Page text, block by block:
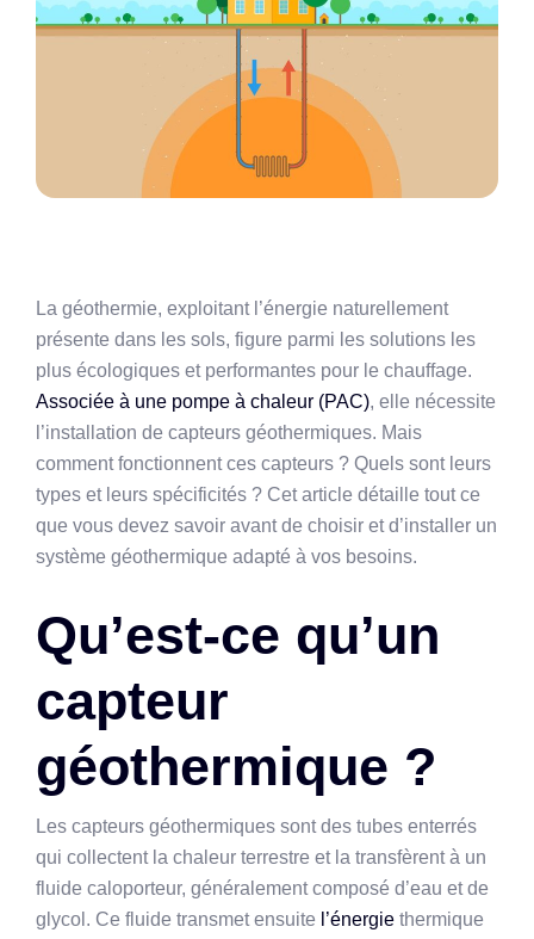
La géothermie, exploitant l’énergie naturellement
présente dans les sols, figure parmi les solutions les
plus écologiques et performantes pour le chauffage.
Associée à une pompe à chaleur (PAC), elle nécessite
l’installation de capteurs géothermiques. Mais
comment fonctionnent ces capteurs ? Quels sont leurs
types et leurs spécificités ? Cet article détaille tout ce
que vous devez savoir avant de choisir et d’installer un
système géothermique adapté à vos besoins.
Qu’est-ce qu’un
capteur
géothermique ?
Les capteurs géothermiques sont des tubes enterrés
qui collectent la chaleur terrestre et la transfèrent à un
fluide caloporteur, généralement composé d’eau et de
glycol. Ce fluide transmet ensuite l’énergie thermique